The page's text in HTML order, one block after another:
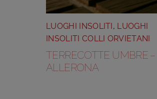
LUOGHI INSOLITI, LUOGHI
INSOLITI COLLI ORVIETANI
TERRECOTTE UMBRE –
ALLERONA